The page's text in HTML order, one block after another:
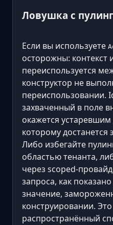
Ловушка с
Если вы используете
осторожны: контекст
переиспользуется
конструктор не
переиспользовании.
захваченный в поле
окажется устаревшим
которому достанется
Либо избегайте
областью тенанта,
через scoped-
запроса, как
значение,
конструировании.
распространённый